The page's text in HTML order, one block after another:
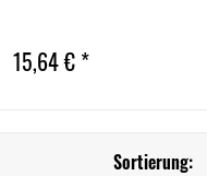
15,64 € *
Sortierung: